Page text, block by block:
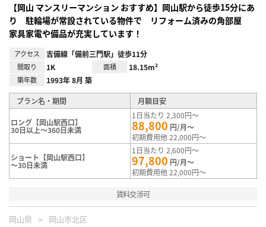
【岡山 マンスリーマンション おすすめ】岡山駅から徒歩15分にあ
り 駐輪場が常設されている物件で リフォーム済みの角部屋
家具家電や備品が充実しています！
アクセス 吉備線「備前三門駅」徒歩11分
間取り 1K 面積 18.15m²
築年数 1993年 8月 築
プラン名・期間 月額目安
ロング【岡山駅西口】
30日以上～360日未満
1日当たり 2,300円～
88,800 円/月～
初期費用他 22,000円～
ショート【岡山駅西口】
～30日未満
1日当たり 2,600円～
97,800 円/月～
初期費用他 22,000円～
賃料交渉可
岡山県 岡山市北区